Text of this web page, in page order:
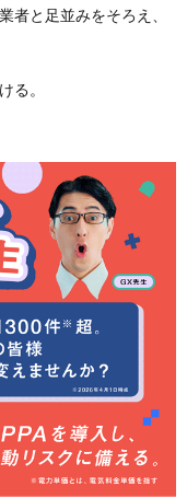
者と足並みをそろえ、
る。